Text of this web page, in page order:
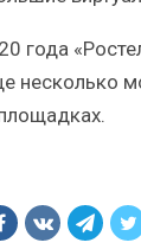
года
несколько